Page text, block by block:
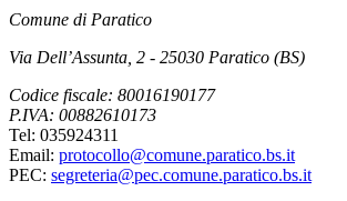
Comune di Paratico
Via Dell’Assunta, 2 - 25030 Paratico (BS)
Codice fiscale: 80016190177
P.IVA: 00882610173
Tel: 035924311
Email: protocollo@comune.paratico.bs.it
PEC: segreteria@pec.comune.paratico.bs.it